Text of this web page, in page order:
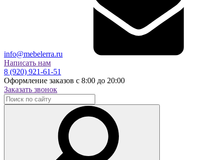
info@mebelerra.ru
Написать нам
8 (920) 921-61-51
Оформление заказов с 8:00 до 20:00
Заказать звонок